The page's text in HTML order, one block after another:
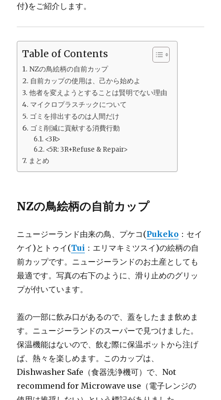
付)をご紹介します。
Table of Contents
NZの鳥絵柄の自前カップ
自前カップの使用は、己から始めよ
他者を変えようとすることは賢明でない理由
マイクロプラスチックについて
ゴミを排出するのは人間だけ
ゴミ削減に貢献する消費行動
<3R>
<5R: 3R+Refuse & Repair>
まとめ
NZの鳥絵柄の自前カップ
ニュージーランド由来の鳥、プケコ(Pukeko ：セイ
ケイ)とトゥイ(Tui ：エリマキミツスイ)の絵柄の自
前カップです。ニュージーランドのお土産としても
最適です。写真の右下のように、滑り止めのグリッ
プが付いています。
蓋の一部に飲み口があるので、蓋をしたまま飲めま
す。ニュージーランドのスーパーで見つけました。
保温機能はないので、飲む際に保温ポットから注げ
ば、熱々を楽しめます。このカップは、
Dishwasher Safe（食器洗浄機可）で、Not
recommend for Microwave use（電子レンジの